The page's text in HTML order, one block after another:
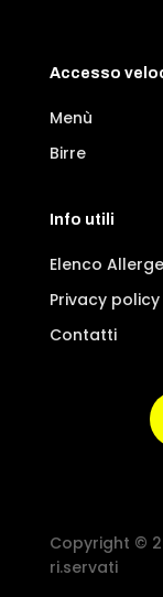
Accesso
Menù
Birre
Info utili
Elenco
Privacy policy
Contatti
Copyright ©
ri.servati